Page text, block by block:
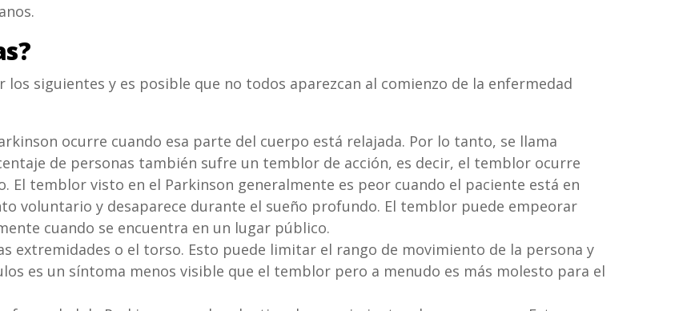
siguientes y es posible que no todos aparezcan al comienzo de la enfermedad
ocurre cuando esa parte del cuerpo está relajada. Por lo tanto, se llama
de personas también sufre un temblor de acción, es decir, el temblor ocurre
El temblor visto en el Parkinson generalmente es peor cuando el paciente está en
voluntario y desaparece durante el sueño profundo. El temblor puede empeorar
cuando se encuentra en un lugar público.
extremidades o el torso. Esto puede limitar el rango de movimiento de la persona y
es un síntoma menos visible que el temblor pero a menudo es más molesto para el